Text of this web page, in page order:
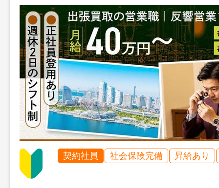
契約社員 社会保険完備 昇給あり